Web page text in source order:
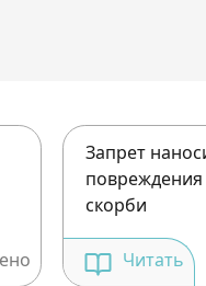
Запрет
повреждения
скорби
Читать